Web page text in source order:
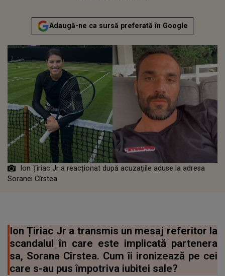
Adaugă-ne ca sursă preferată în Google
Ion Țiriac Jr a reacționat după acuzațiile aduse la adresa
Soranei Cîrstea
Ion Țiriac Jr a transmis un mesaj referitor la
scandalul în care este implicată partenera
sa, Sorana Cîrstea. Cum îi ironizează pe cei
care s-au pus împotriva iubitei sale?